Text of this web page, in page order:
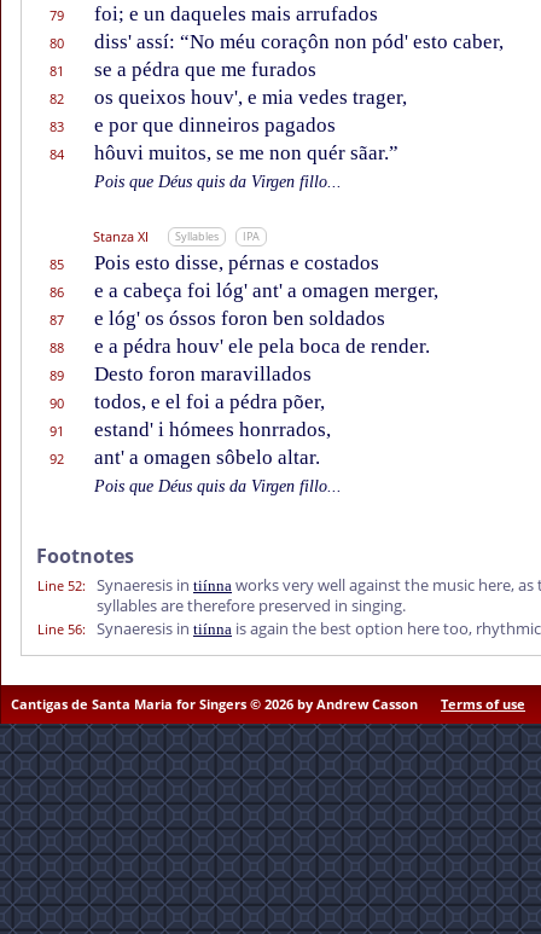
79 foi; e un daqueles mais arrufados
80 diss' assí: “No méu coraçôn non pód' esto caber,
81 se a pédra que me furados
82 os queixos houv', e mia vedes trager,
83 e por que dinneiros pagados
84 hôuvi muitos, se me non quér sãar.”
Pois que Déus quis da Virgen fillo...
Stanza XI Syllables IPA
85 Pois esto disse, pérnas e costados
86 e a cabeça foi lóg' ant' a omagen merger,
87 e lóg' os óssos foron ben soldados
88 e a pédra houv' ele pela boca de render.
89 Desto foron maravillados
90 todos, e el foi a pédra põer,
91 estand' i hómees honrrados,
92 ant' a omagen sôbelo altar.
Pois que Déus quis da Virgen fillo...
Footnotes
Line 52: Synaeresis in tiínna works very well against the music here,
syllables are therefore preserved in singing.
Line 56: Synaeresis in tiínna is again the best option here too,
Cantigas de Santa Maria for Singers © 2026 by Andrew Casson Terms of use